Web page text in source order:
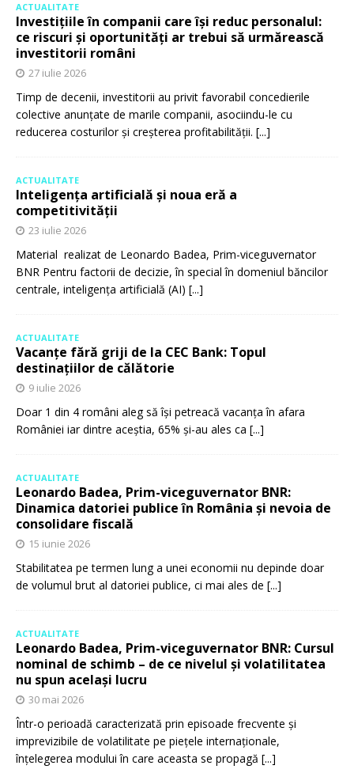
ACTUALITATE
Investițiile în companii care își reduc personalul:
ce riscuri și oportunități ar trebui să urmărească
investitorii români
27 iulie 2026
Timp de decenii, investitorii au privit favorabil concedierile
colective anunțate de marile companii, asociindu-le cu
reducerea costurilor și creșterea profitabilității. [...]
ACTUALITATE
Inteligența artificială și noua eră a
competitivității
23 iulie 2026
Material realizat de Leonardo Badea, Prim-viceguvernator
BNR Pentru factorii de decizie, în special în domeniul băncilor
centrale, inteligența artificială (AI) [...]
ACTUALITATE
Vacanțe fără griji de la CEC Bank: Topul
destinațiilor de călătorie
9 iulie 2026
Doar 1 din 4 români aleg să își petreacă vacanța în afara
României iar dintre aceștia, 65% și-au ales ca [...]
ACTUALITATE
Leonardo Badea, Prim-viceguvernator BNR:
Dinamica datoriei publice în România și nevoia de
consolidare fiscală
15 iunie 2026
Stabilitatea pe termen lung a unei economii nu depinde doar
de volumul brut al datoriei publice, ci mai ales de [...]
ACTUALITATE
Leonardo Badea, Prim-viceguvernator BNR: Cursul
nominal de schimb – de ce nivelul și volatilitatea
nu spun același lucru
30 mai 2026
Într-o perioadă caracterizată prin episoade frecvente și
imprevizibile de volatilitate pe piețele internaționale,
înțelegerea modului în care aceasta se propagă [...]